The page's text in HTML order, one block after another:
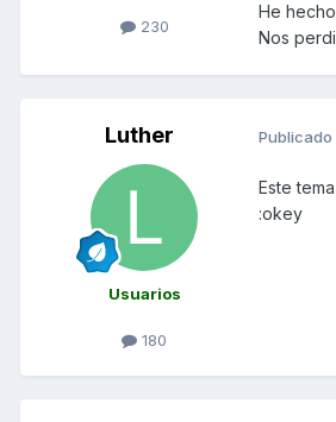
230
He
Nos
Luther
Usuarios
180
Publicado
Este
:okey